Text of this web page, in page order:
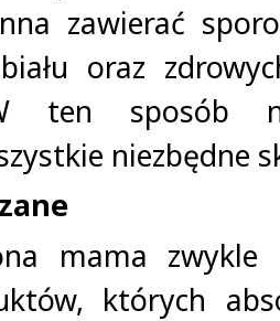
zawierać
oraz
ten sposób
niezbędne
mama zwykle
których